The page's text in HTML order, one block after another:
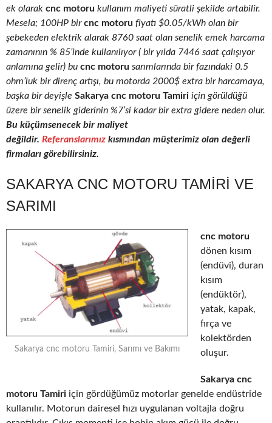
ek olarak cnc motoru kullanım maliyeti süratli şekilde artabilir.
Mesela; 100HP bircnc motoru fiyatı $0.05/kWh olan bir
şebekeden elektrik alarak 8760 saat olan senelik emek harcama
zamanının % 85’inde kullanılıyor ( bir yılda 7446 saat çalışıyor
anlamına gelir) bu cnc motoru sarımlarında bir fazındaki 0.5
ohm’luk bir direnç artışı, bu motorda 2000$ extra bir harcamaya,
başka bir deyişle Sakarya cnc motoru Tamiri için görüldüğü
üzere bir senelik giderinin %7’si kadar bir extra gidere neden olur.
Bu küçümsenecek bir maliyet
değildir. Referanslarımız kısmından müşterimiz olan değerli
firmaları görebilirsiniz.
SAKARYA CNC MOTORU TAMIRI VE
SARIMI
Sakarya cnc motoru Tamiri, Sarımı ve Bakımı
cnc motoru
dönen kısım
(endüvi), duran
kısım
(endüktör),
yatak, kapak,
fırça ve
kolektörden
oluşur.
Sakarya cnc
motoru Tamiri için gördüğümüz motorlar genelde endüstride
kullanılır. Motorun dairesel hızı uygulanan voltajla doğru